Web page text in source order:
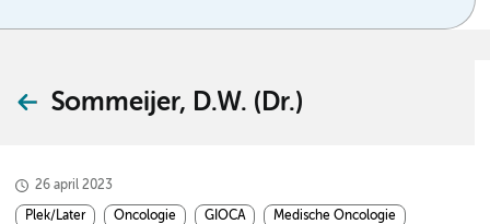
Sommeijer, D.W. (Dr.)
26 april 2023
Plek/Later Oncologie GIOCA Medische Oncologie